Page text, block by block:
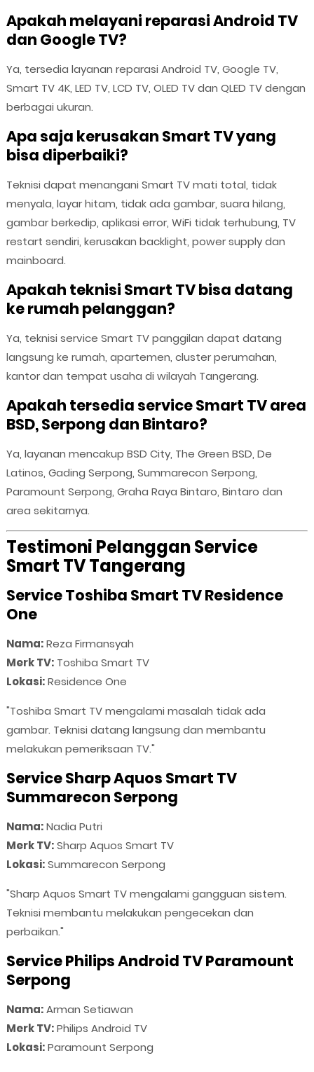
Apakah melayani reparasi Android TV
dan Google TV?
Ya, tersedia layanan reparasi Android TV, Google TV,
Smart TV 4K, LED TV, LCD TV, OLED TV dan QLED TV dengan
berbagai ukuran.
Apa saja kerusakan Smart TV yang
bisa diperbaiki?
Teknisi dapat menangani Smart TV mati total, tidak
menyala, layar hitam, tidak ada gambar, suara hilang,
gambar berkedip, aplikasi error, WiFi tidak terhubung, TV
restart sendiri, kerusakan backlight, power supply dan
mainboard.
Apakah teknisi Smart TV bisa datang
ke rumah pelanggan?
Ya, teknisi service Smart TV panggilan dapat datang
langsung ke rumah, apartemen, cluster perumahan,
kantor dan tempat usaha di wilayah Tangerang.
Apakah tersedia service Smart TV area
BSD, Serpong dan Bintaro?
Ya, layanan mencakup BSD City, The Green BSD, De
Latinos, Gading Serpong, Summarecon Serpong,
Paramount Serpong, Graha Raya Bintaro, Bintaro dan
area sekitarnya.
Testimoni Pelanggan Service
Smart TV Tangerang
Service Toshiba Smart TV Residence
One
Nama:Reza Firmansyah
Merk TV:Toshiba Smart TV
Lokasi:Residence One
"Toshiba Smart TV mengalami masalah tidak ada
gambar. Teknisi datang langsung dan membantu
melakukan pemeriksaan TV."
Service Sharp Aquos Smart TV
Summarecon Serpong
Nama:Nadia Putri
Merk TV:Sharp Aquos Smart TV
Lokasi:Summarecon Serpong
"Sharp Aquos Smart TV mengalami gangguan sistem.
Teknisi membantu melakukan pengecekan dan
perbaikan."
Service Philips Android TV Paramount
Serpong
Nama:Arman Setiawan
Merk TV:Philips Android TV
Lokasi:Paramount Serpong